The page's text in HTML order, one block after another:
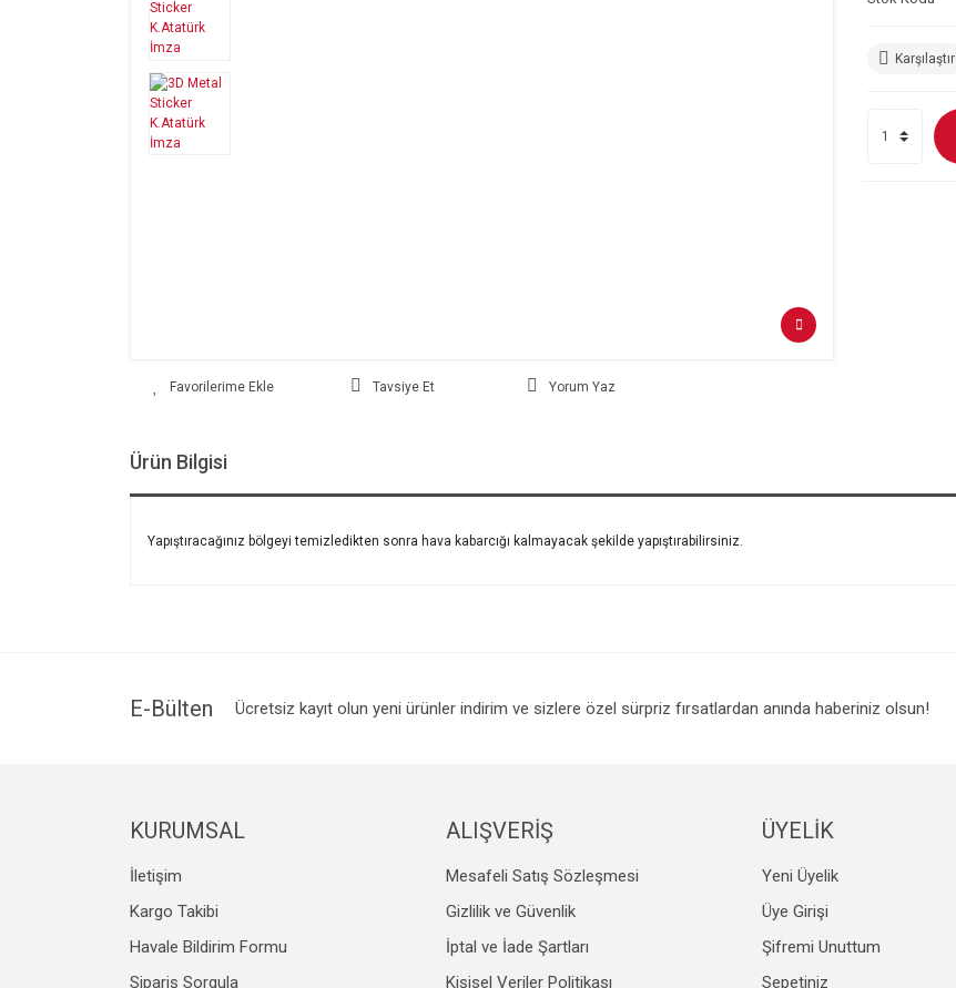
Tavsiye Et Yorum Yaz
Karşılaştır
Ürün Bilgisi
Yapıştıracağınız bölgeyi temizledikten sonra hava kabarcığı kalmayacak şekilde yapıştırabilirsiniz.
E-Bülten Ücretsiz kayıt olun yeni ürünler indirim ve sizlere özel sürpriz fırsatlardan anında haberiniz olsun!
KURUMSAL
İletişim
Kargo Takibi
Havale Bildirim Formu
Sipariş Sorgula
ALIŞVERİŞ
Mesafeli Satış Sözleşmesi
Gizlilik ve Güvenlik
İptal ve İade Şartları
Kişisel Veriler Politikası
ÜYELİK
Yeni Üyelik
Üye Girişi
Şifremi Unuttum
Sepetiniz